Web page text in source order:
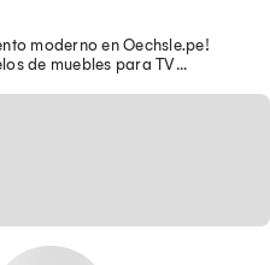
moderno en Oechsle.pe!
de muebles para TV